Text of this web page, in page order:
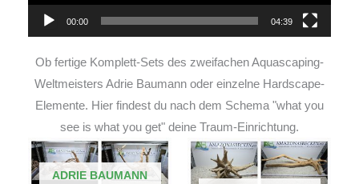
00:00 04:39
Ob fertige Komplett-Sets des zweifachen Aquascaping-
Weltmeisters Adrie Baumann oder einzelne Hardscape-
Elemente. Hier findest du nach dem Schema "what you
see is what you get" deine Traum-Einrichtung.
ADRIE BAUMANN